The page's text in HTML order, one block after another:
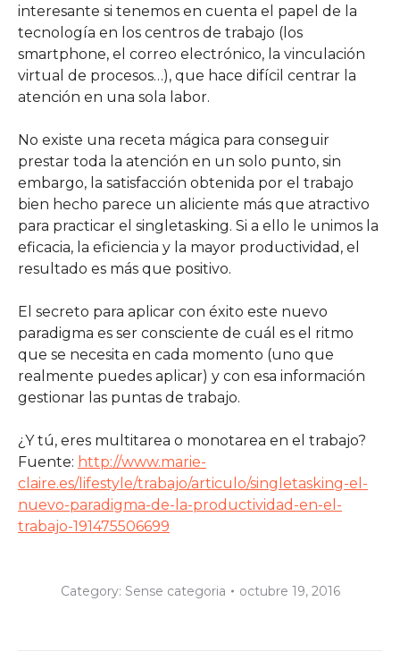
interesante si tenemos en cuenta el papel de la
tecnología en los centros de trabajo (los
smartphone, el correo electrónico, la vinculación
virtual de procesos…), que hace difícil centrar la
atención en una sola labor.
No existe una receta mágica para conseguir
prestar toda la atención en un solo punto, sin
embargo, la satisfacción obtenida por el trabajo
bien hecho parece un aliciente más que atractivo
para practicar el singletasking. Si a ello le unimos la
eficacia, la eficiencia y la mayor productividad, el
resultado es más que positivo.
El secreto para aplicar con éxito este nuevo
paradigma es ser consciente de cuál es el ritmo
que se necesita en cada momento (uno que
realmente puedes aplicar) y con esa información
gestionar las puntas de trabajo.
¿Y tú, eres multitarea o monotarea en el trabajo?
Fuente: http://www.marie-
claire.es/lifestyle/trabajo/articulo/singletasking-el-
nuevo-paradigma-de-la-productividad-en-el-
trabajo-191475506699
Category: Sense categoria octubre 19, 2016